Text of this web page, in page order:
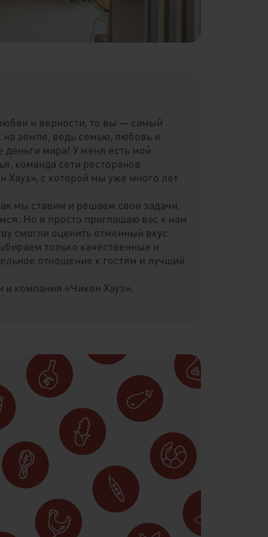
и верности, то вы — самый
земле, ведь семью, любовь и
деньги мира! У меня есть мой
команда сети ресторанов
Хауз», с которой мы уже много лет
мы ставим и решаем свои задачи,
Но я просто приглашаю вас к нам
смогли оценить отменный вкус
только качественные и
отношение к гостям и лучший
компания «Чикен Хауз».